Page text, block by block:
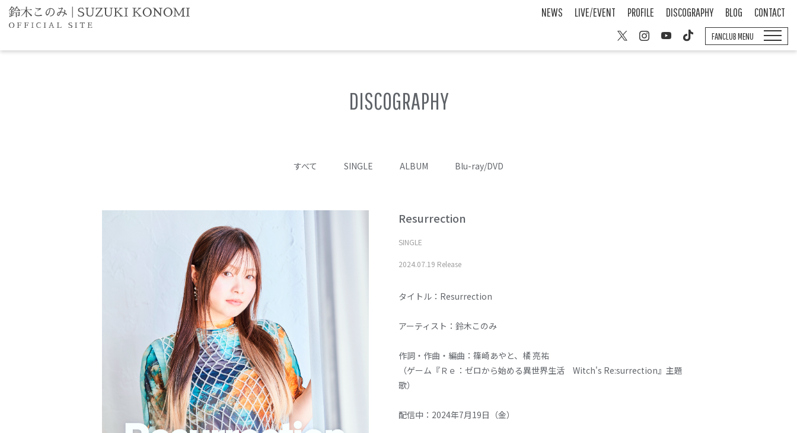
NEWS LIVE/EVENT PROFILE DISCOGRAPHY BLOG CONTACT
FANCLUB MENU
DISCOGRAPHY
すべて SINGLE ALBUM Blu-ray/DVD
Resurrection
SINGLE
2024.07.19 Release
タイトル：Resurrection
アーティスト：鈴木このみ
作詞・作曲・編曲：篠崎あやと、橘 亮祐
（ゲーム『Ｒｅ：ゼロから始める異世界生活 Witch's Re:surrection』主題
歌）
配信中：2024年7月19日（金）